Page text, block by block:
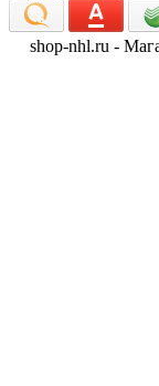
shop-nhl.ru -